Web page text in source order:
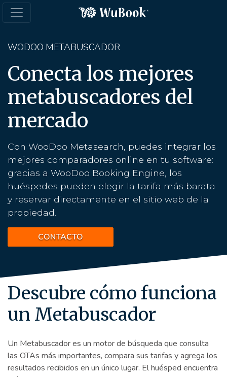
WODOO METABUSCADOR
Conecta los mejores
metabuscadores del
mercado
Con WooDoo Metasearch, puedes integrar los
mejores comparadores online en tu software:
gracias a WooDoo Booking Engine, los
huéspedes pueden elegir la tarifa más barata
y reservar directamente en el sitio web de la
propiedad.
CONTACTO
Descubre cómo funciona
un Metabuscador
Un Metabuscador es un motor de búsqueda que consulta
las OTAs más importantes, compara sus tarifas y agrega los
resultados recibidos en un único lugar. El huésped encuentra